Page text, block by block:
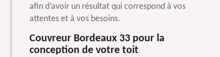
afin d’avoir un résultat qui correspond à vos
attentes et à vos besoins.
Couvreur Bordeaux 33 pour la
conception de votre toit